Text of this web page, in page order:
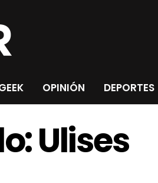
OPINIÓN DEPORTES
Ulises